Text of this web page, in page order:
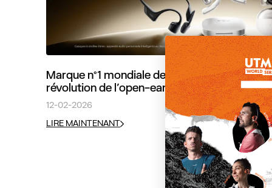
Marque n°1 mondiale des écouteurs à
révolution de l’open-ear
12-02-2026
LIRE MAINTENANT